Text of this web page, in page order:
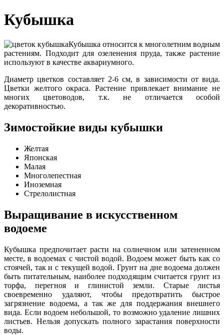
Кубышка
Кубышка относится к многолетним водным
растениям. Подходит для озеленения пруда, также растение
используют в качестве аквариумного.
Диаметр цветков составляет 2-6 см, в зависимости от вида.
Цветки желтого окраса. Растение привлекает внимание не
многих цветоводов, т.к. не отличается особой
декоративностью.
Зимостойкие виды кубышки
Желтая
Японская
Малая
Многолепестная
Иноземная
Стрелолистная
Выращивание в искусственном
водоеме
Кубышка предпочитает расти на солнечном или затененном
месте, в водоемах с чистой водой. Водоем может быть как со
стоячей, так и с текущей водой. Грунт на дне водоема должен
быть питательным, наиболее подходящим считается грунт из
торфа, перегноя и глинистой земли. Старые листья
своевременно удаляют, чтобы предотвратить быстрое
загрязнение водоема, а так же для поддержания внешнего
вида. Если водоем небольшой, то возможно удаление лишних
листьев. Нельзя допускать полного зарастания поверхности
воды.